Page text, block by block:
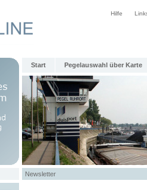
Hilfe
Start Pegelauswahl über Karte
Newsletter